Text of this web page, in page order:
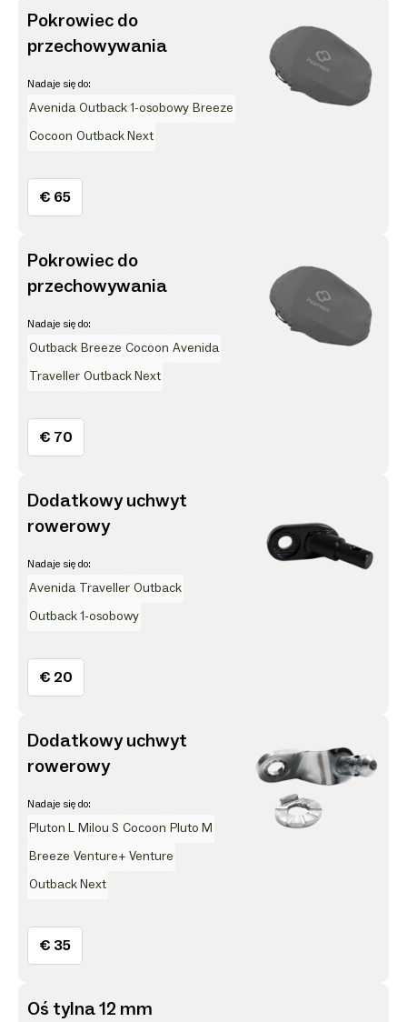
Pokrowiec do
przechowywania
Nadaje się do:
Avenida Outback 1-osobowy Breeze
Cocoon Outback Next
€ 65
Pokrowiec do
przechowywania
Nadaje się do:
Outback Breeze Cocoon Avenida
Traveller Outback Next
€ 70
Dodatkowy uchwyt
rowerowy
Nadaje się do:
Avenida Traveller Outback
Outback 1-osobowy
€ 20
Dodatkowy uchwyt
rowerowy
Nadaje się do:
Pluton L Milou S Cocoon Pluto M
Breeze Venture+ Venture
Outback Next
€ 35
Oś tylna 12 mm